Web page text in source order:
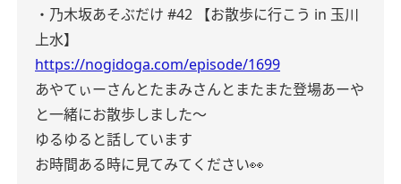
・乃木坂あそぶだけ #42 【お散歩に行こう in 玉川
上水】
https://nogidoga.com/episode/1699
あやてぃーさんとたまみさんとまたまた登場あーや
と一緒にお散歩しました〜
ゆるゆると話しています
お時間ある時に見てみてください👀